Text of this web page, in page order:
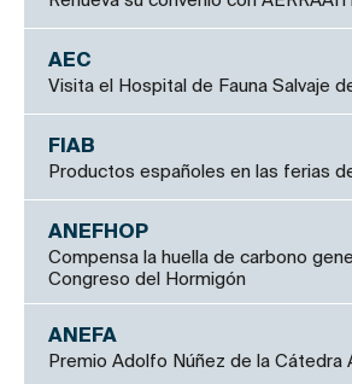
AEC
Visita el Hospital de Fauna Salvaje
FIAB
Productos españoles en las ferias
ANEFHOP
Compensa la huella de carbono
Congreso del Hormigón
ANEFA
Premio Adolfo Núñez de la Cátedra